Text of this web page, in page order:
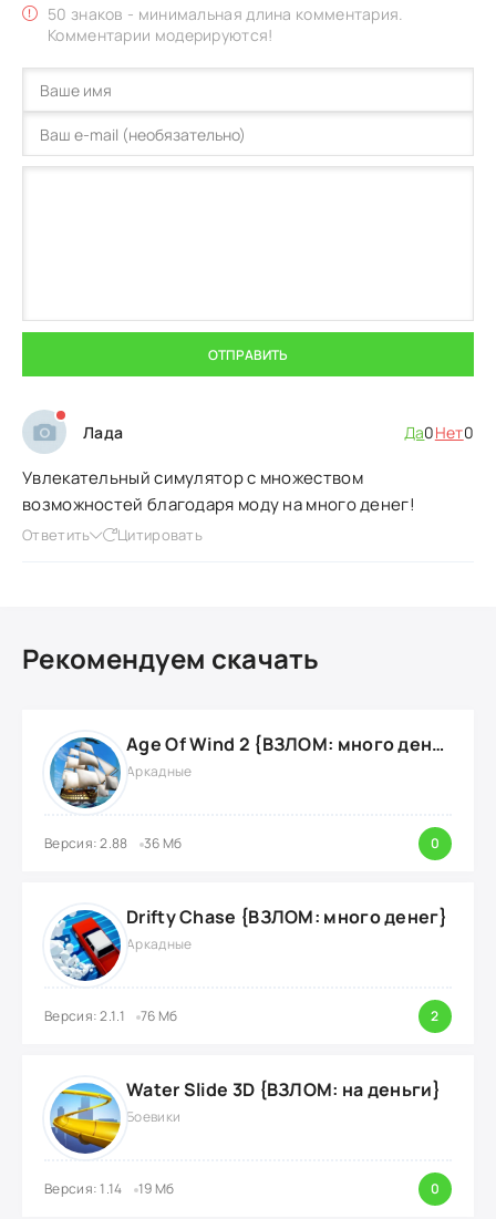
50 знаков - минимальная длина комментария.
Комментарии модерируются!
ОТПРАВИТЬ
Лада Да0Нет0
Увлекательный симулятор с множеством
возможностей благодаря моду на много денег!
Ответить Цитировать
Рекомендуем скачать
Age Of Wind 2 {ВЗЛОМ: много денег}
Аркадные
Версия: 2.88 36 Мб 0
Drifty Chase {ВЗЛОМ: много денег}
Аркадные
Версия: 2.1.1 76 Мб 2
Water Slide 3D {ВЗЛОМ: на деньги}
Боевики
Версия: 1.14 19 Мб 0